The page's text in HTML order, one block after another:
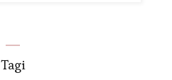
Tagi